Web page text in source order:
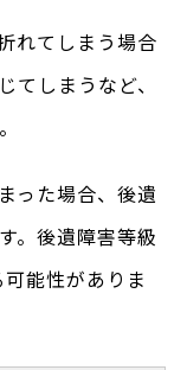
れてしまう場合
てしまうなど、
った場合、後遺
。後遺障害等級
能性がありま